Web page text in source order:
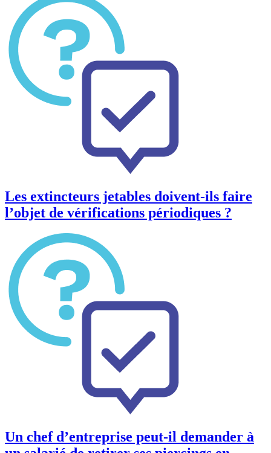
Les extincteurs jetables doivent-ils faire
l’objet de vérifications périodiques ?
Un chef d’entreprise peut-il demander à